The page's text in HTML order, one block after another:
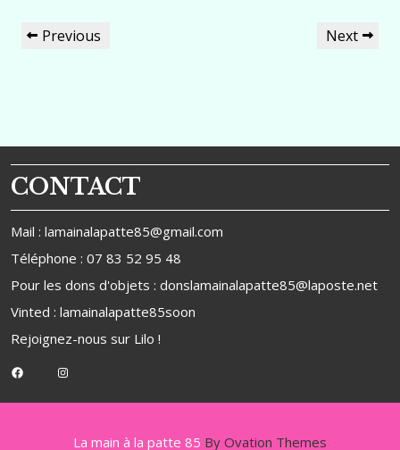
de
Previous
Previous
Next
Next
CONTACT
Mail : lamainalapatte85@gmail.com
Téléphone : 07 83 52 95 48
Pour les dons d'objets : donslamainalapatte85@laposte.net
Vinted : lamainalapatte85soon
Rejoignez-nous sur Lilo !
FacebookInstagram
La main à la patte 85 By Ovation Themes